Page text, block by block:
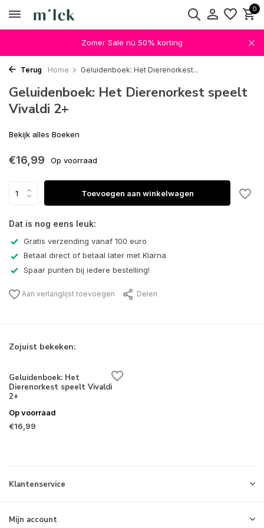
0
Zomer Sale nú 50% korting
Terug Home Geluidenboek: Het Dierenorkest...
Geluidenboek: Het Dierenorkest speelt
Vivaldi 2+
Bekijk alles Boeken
€16,99 Op voorraad
Toevoegen aan winkelwagen
Dat is nog eens leuk:
Gratis verzending vanaf 100 euro
Betaal direct of betaal later met Klarna
Spaar punten bij iedere bestelling!
Aan verlanglijst toevoegen Delen
Zojuist bekeken:
Geluidenboek: Het
Dierenorkest speelt Vivaldi
2+
Op voorraad
€16,99
Klantenservice
Mijn account